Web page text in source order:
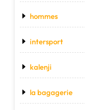
hommes
intersport
kalenji
la bagagerie